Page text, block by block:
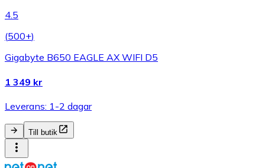
4.5
(500+)
Gigabyte B650 EAGLE AX WIFI D5
1 349 kr
Leverans: 1-2 dagar
Till butik